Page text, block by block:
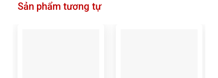
Sản phẩm tương tự